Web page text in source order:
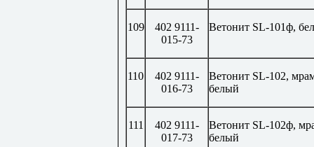
109
402 9111-
015-73
Ветонит SL-101ф,
110
402 9111-
016-73
Ветонит SL-102,
белый
111
402 9111-
017-73
Ветонит SL-102ф,
белый